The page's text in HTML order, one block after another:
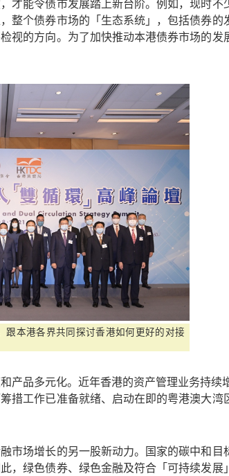
整个债券市场的「生态系统」，包括债券
视的方向。为了加快推动本港债券市场的
本港各界共同探讨香港如何更好的对接
产品多元化。近年香港的资产管理业务持
措工作已准备就绪、启动在即的粤港澳大
市场增长的另一股新动力。国家的碳中和
，绿色债券、绿色金融及符合「可持续发